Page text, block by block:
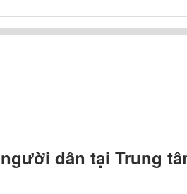
dân tại Trung